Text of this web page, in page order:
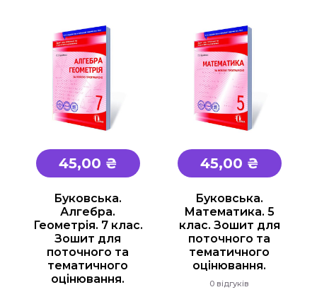
45,00 ₴
Буковська.
Алгебра.
Геометрія. 7 клас.
Зошит для
поточного та
тематичного
оцінювання.
45,00 ₴
Буковська.
Математика. 5
клас. Зошит для
поточного та
тематичного
оцінювання.
0 відгуків
Німецька мова
Музика
Образотворче мистецтво
Трудове навчання
Інформатика
Етика, Християнська етика
Захист Вітчизни
Таблиці, наочність
Інше
Українська мова та література
Світова література
Математика